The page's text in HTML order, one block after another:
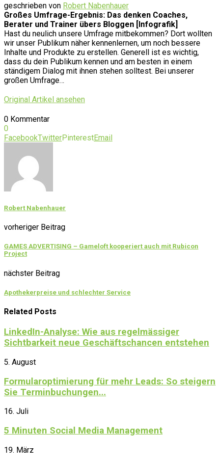
geschrieben von Robert Nabenhauer
Großes Umfrage-Ergebnis: Das denken Coaches,
Berater und Trainer übers Bloggen [Infografik]
Hast du neulich unsere Umfrage mitbekommen? Dort wollten
wir unser Publikum näher kennenlernen, um noch bessere
Inhalte und Produkte zu erstellen. Generell ist es wichtig,
dass du dein Publikum kennen und am besten in einem
ständigem Dialog mit ihnen stehen solltest. Bei unserer
großen Umfrage…
Original Artikel ansehen
0 Kommentar
0
FacebookTwitterPinterestEmail
Robert Nabenhauer
vorheriger Beitrag
GAMES ADVERTISING – Gameloft kooperiert auch mit Rubicon
Project
nächster Beitrag
Apothekerpreise und schlechter Service
Related Posts
LinkedIn-Analyse: Wie aus regelmässiger
Sichtbarkeit neue Geschäftschancen entstehen
5. August
Formularoptimierung für mehr Leads: So steigern
Sie Terminbuchungen...
16. Juli
5 Minuten Social Media Management
19. März